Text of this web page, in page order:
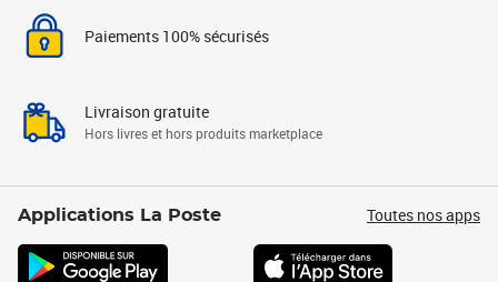
Paiements 100% sécurisés
Livraison gratuite
Hors livres et hors produits marketplace
Applications La Poste Toutes nos apps